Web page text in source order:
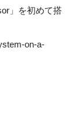
」を初めて搭
on-a-